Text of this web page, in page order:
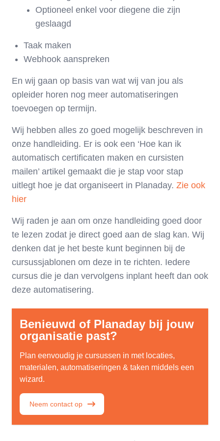
Optioneel enkel voor diegene die zijn
geslaagd
Taak maken
Webhook aanspreken
En wij gaan op basis van wat wij van jou als
opleider horen nog meer automatiseringen
toevoegen op termijn.
Wij hebben alles zo goed mogelijk beschreven in
onze handleiding. Er is ook een ‘Hoe kan ik
automatisch certificaten maken en cursisten
mailen’ artikel gemaakt die je stap voor stap
uitlegt hoe je dat organiseert in Planaday. Zie ook
hier
Wij raden je aan om onze handleiding goed door
te lezen zodat je direct goed aan de slag kan. Wij
denken dat je het beste kunt beginnen bij de
cursussjablonen om deze in te richten. Iedere
cursus die je dan vervolgens inplant heeft dan ook
deze automatisering.
Benieuwd of Planaday bij jouw
organisatie past?
Plan eenvoudig je cursussen in met locaties,
materialen, automatiseringen & taken middels een
wizard.
Neem contact op